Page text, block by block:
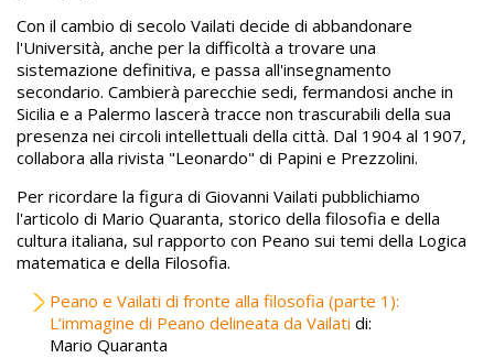
Con il cambio di secolo Vailati decide di abbandonare
l'Università, anche per la difficoltà a trovare una
sistemazione definitiva, e passa all'insegnamento
secondario. Cambierà parecchie sedi, fermandosi anche in
Sicilia e a Palermo lascerà tracce non trascurabili della sua
presenza nei circoli intellettuali della città. Dal 1904 al 1907,
collabora alla rivista "Leonardo" di Papini e Prezzolini.
Per ricordare la figura di Giovanni Vailati pubblichiamo
l'articolo di Mario Quaranta, storico della filosofia e della
cultura italiana, sul rapporto con Peano sui temi della Logica
matematica e della Filosofia.
Peano e Vailati di fronte alla filosofia (parte 1):
L’immagine di Peano delineata da Vailati di:
Mario Quaranta